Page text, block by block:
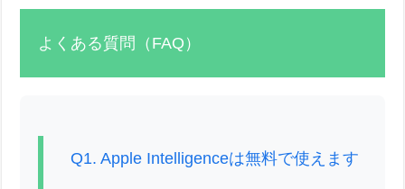
よくある質問（FAQ）
Q1. Apple Intelligenceは無料で使えます